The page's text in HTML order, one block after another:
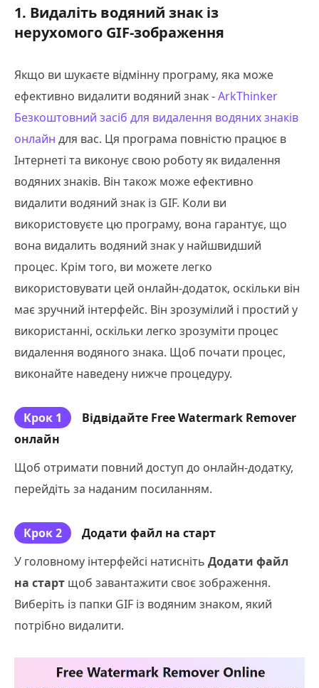
1. Видаліть водяний знак із
нерухомого GIF-зображення
Якщо ви шукаєте відмінну програму, яка може
ефективно видалити водяний знак -ArkThinker
Безкоштовний засіб для видалення водяних знаків
онлайн для вас. Ця програма повністю працює в
Інтернеті та виконує свою роботу як видалення
водяних знаків. Він також може ефективно
видалити водяний знак із GIF. Коли ви
використовуєте цю програму, вона гарантує, що
вона видалить водяний знак у найшвидший
процес. Крім того, ви можете легко
використовувати цей онлайн-додаток, оскільки він
має зручний інтерфейс. Він зрозумілий і простий у
використанні, оскільки легко зрозуміти процес
видалення водяного знака. Щоб почати процес,
виконайте наведену нижче процедуру.
Крок 1
Відвідайте Free Watermark Remover
онлайн
Щоб отримати повний доступ до онлайн-додатку,
перейдіть за наданим посиланням.
Крок 2
Додати файл на старт
У головному інтерфейсі натисніть Додати файл
на старт щоб завантажити своє зображення.
Виберіть із папки GIF із водяним знаком, який
потрібно видалити.